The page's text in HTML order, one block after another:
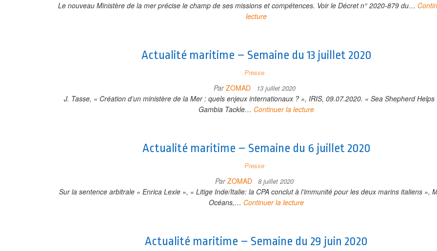
Le nouveau Ministère de la mer précise le champ de ses missions et compétences. Voir le Décret n° 2020-879 du…
lecture
Actualité maritime – Semaine du 13 juillet 2020
Presse
ParZOMAD 13 juillet 2020
J. Tasse, « Création d’un ministère de la Mer : quels enjeux internationaux ? », IRIS, 09.07.2020. « Sea Shepherd Helps
Gambia Tackle… Continuer la lecture
Actualité maritime – Semaine du 6 juillet 2020
Presse
ParZOMAD 8 juillet 2020
Sur la sentence arbitrale « Enrica Lexie », « Litige Inde/Italie: la CPA conclut à l’immunité pour les deux marins italiens »,
Océans,… Continuer la lecture
Actualité maritime – Semaine du 29 juin 2020